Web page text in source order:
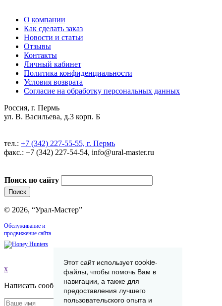
О компании
Как сделать заказ
Новости и статьи
Отзывы
Контакты
Личный кабинет
Политика конфиденциальности
Условия возврата
Согласие на обработку персональных данных
Россия, г. Пермь
ул. В. Васильева, д.3 корп. Б
тел.: +7 (342) 227-55-55, г. Пермь
факс.: +7 (342) 227-54-54, info@ural-master.ru
Поиск по сайту
© 2026, “Урал-Мастер”
Обслуживание и
продвижение сайта
x
Написать сообщение
Этот сайт использует cookie-
файлы, чтобы помочь Вам в
навигации, а также для
предоставления лучшего
пользовательского опыта и